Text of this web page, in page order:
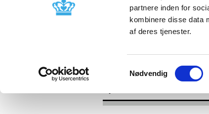
partnere inden for
kombinere disse data
af deres tjenester.
Samtykkevalg
Nødvendig
Godkendelse og